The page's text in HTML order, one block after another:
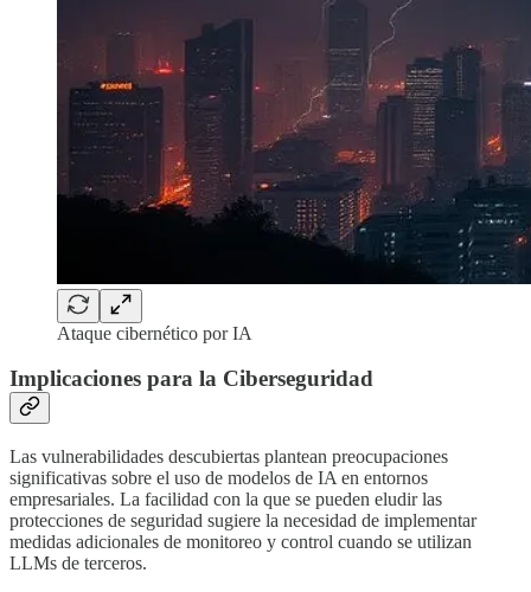
Ataque cibernético por IA
Implicaciones para la Ciberseguridad
Las vulnerabilidades descubiertas plantean preocupaciones
significativas sobre el uso de modelos de IA en entornos
empresariales. La facilidad con la que se pueden eludir las
protecciones de seguridad sugiere la necesidad de implementar
medidas adicionales de monitoreo y control cuando se utilizan
LLMs de terceros.